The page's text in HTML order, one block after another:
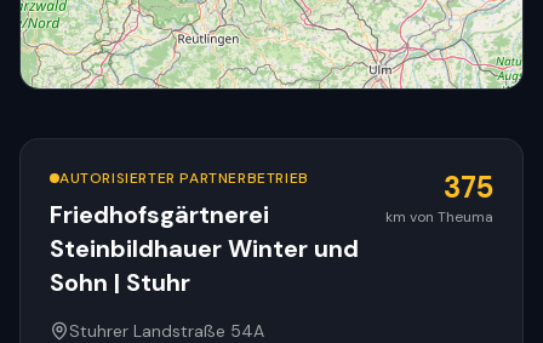
AUTORISIERTER PARTNERBETRIEB
Friedhofsgärtnerei
Steinbildhauer Winter und
Sohn | Stuhr
375
km von Theuma
Stuhrer Landstraße 54A